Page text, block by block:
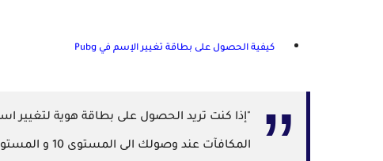
كيفية الحصول على بطاقة تغيير الإسم في Pubg
"إذا كنت تريد الحصول على بطاقة هوية لتغيير